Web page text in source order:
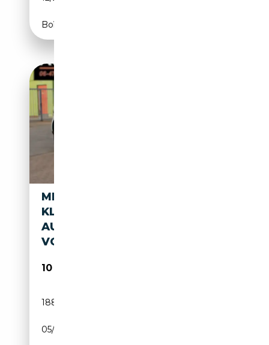
Boîte automatique
MERCEDES-BENZ ML 500 M-
KLASSE AUTOMAAT NED
AUTO GOED ONDERHOUDEN
VOL LE
10 950€
188 394 km
05/2006